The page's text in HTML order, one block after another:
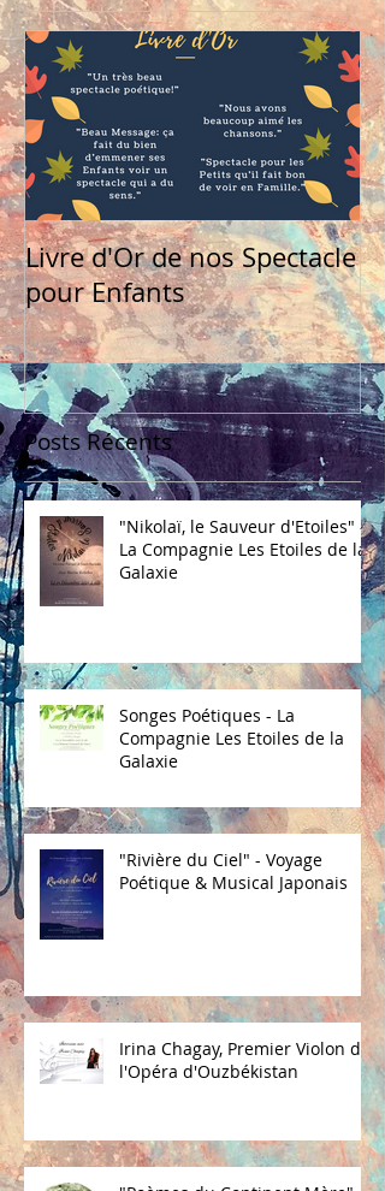
Livre d'Or de nos Spectacle
pour Enfants
Posts Récents
"Nikolaï, le Sauveur d'Etoiles" -
La Compagnie Les Etoiles de la
Galaxie
Songes Poétiques - La
Compagnie Les Etoiles de la
Galaxie
"Rivière du Ciel" - Voyage
Poétique & Musical Japonais
Irina Chagay, Premier Violon de
l'Opéra d'Ouzbékistan